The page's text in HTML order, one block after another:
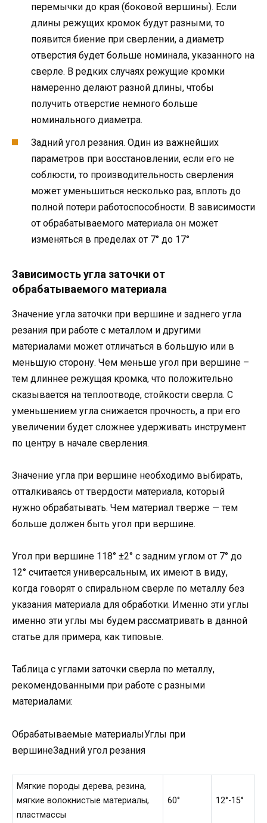
перемычки до края (боковой вершины). Если
длины режущих кромок будут разными, то
появится биение при сверлении, а диаметр
отверстия будет больше номинала, указанного на
сверле. В редких случаях режущие кромки
намеренно делают разной длины, чтобы
получить отверстие немного больше
номинального диаметра.
Задний угол резания. Один из важнейших
параметров при восстановлении, если его не
соблюсти, то производительность сверления
может уменьшиться несколько раз, вплоть до
полной потери работоспособности. В зависимости
от обрабатываемого материала он может
изменяться в пределах от 7° до 17°
Зависимость угла заточки от
обрабатываемого материала
Значение угла заточки при вершине и заднего угла
резания при работе с металлом и другими
материалами может отличаться в большую или в
меньшую сторону. Чем меньше угол при вершине –
тем длиннее режущая кромка, что положительно
сказывается на теплоотводе, стойкости сверла. С
уменьшением угла снижается прочность, а при его
увеличении будет сложнее удерживать инструмент
по центру в начале сверления.
Значение угла при вершине необходимо выбирать,
отталкиваясь от твердости материала, который
нужно обрабатывать. Чем материал тверже — тем
больше должен быть угол при вершине.
Угол при вершине 118° ±2° с задним углом от 7° до
12° считается универсальным, их имеют в виду,
когда говорят о спиральном сверле по металлу без
указания материала для обработки. Именно эти углы
именно эти углы мы будем рассматривать в данной
статье для примера, как типовые.
Таблица с углами заточки сверла по металлу,
рекомендованными при работе с разными
материалами:
Обрабатываемые материалыУглы при
вершинеЗадний угол резания
Мягкие породы дерева, резина,
мягкие волокнистые материалы,
пластмассы
60° 12°-15°